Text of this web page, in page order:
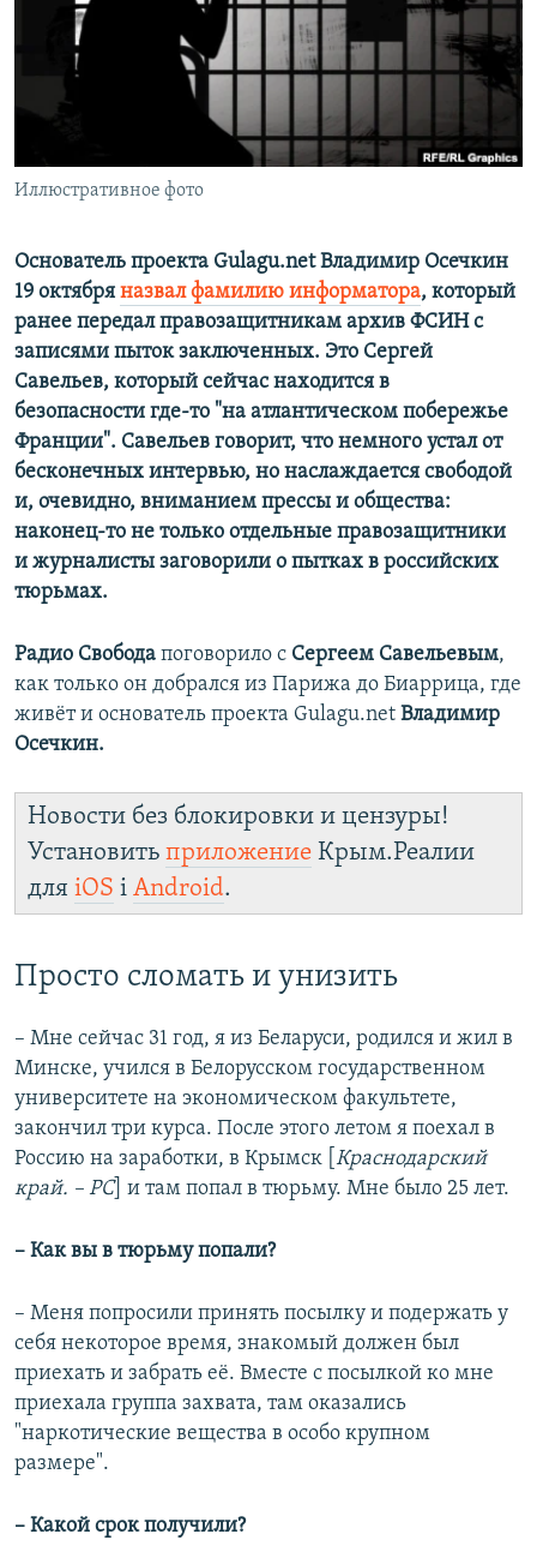
ПОБЕДИТЕЛЕЙ НЕ СУДЯТ?
КРЫМ.НЕПОКОРЕННЫЙ
ELIFBE
УКРАИНСКАЯ ПРОБЛЕМА КРЫМА
ПРИСОЕДИНЯЙТЕСЬ!
Все сайты RFE/RL
Иллюстративное фото
Основатель проекта Gulagu.net Владимир Осечкин
19 октября назвал фамилию информатора, который
ранее передал правозащитникам архив ФСИН с
записями пыток заключенных. Это Сергей
Савельев, который сейчас находится в
безопасности где-то "на атлантическом побережье
Франции". Савельев говорит, что немного устал от
бесконечных интервью, но наслаждается свободой
и, очевидно, вниманием прессы и общества:
наконец-то не только отдельные правозащитники
и журналисты заговорили о пытках в российских
тюрьмах.
Радио Свобода поговорило с Сергеем Савельевым,
как только он добрался из Парижа до Биаррица, где
живёт и основатель проекта Gulagu.net Владимир
Осечкин.
Новости без блокировки и цензуры!
Установить приложение Крым.Реалии
для iOS і Android.
Просто сломать и унизить
– Мне сейчас 31 год, я из Беларуси, родился и жил в
Минске, учился в Белорусском государственном
университете на экономическом факультете,
закончил три курса. После этого летом я поехал в
Россию на заработки, в Крымск [ Краснодарский
край. – РС] и там попал в тюрьму. Мне было 25 лет.
– Как вы в тюрьму попали?
– Меня попросили принять посылку и подержать у
себя некоторое время, знакомый должен был
приехать и забрать её. Вместе с посылкой ко мне
приехала группа захвата, там оказались
"наркотические вещества в особо крупном
размере".
– Какой срок получили?